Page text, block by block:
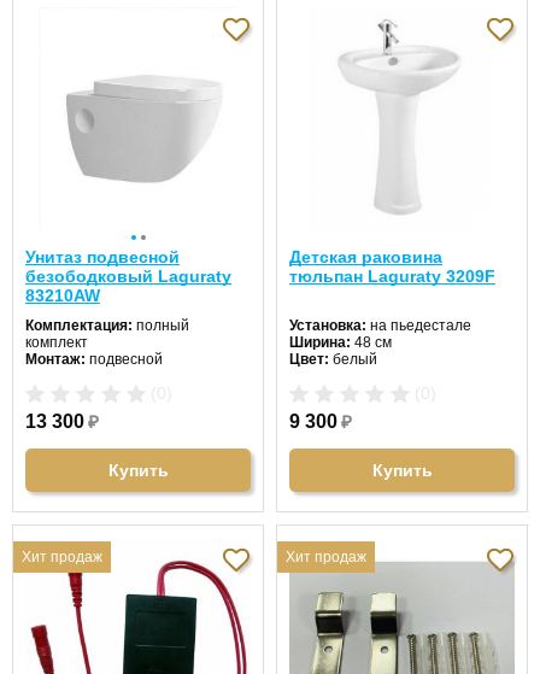
Унитаз подвесной
безободковый Laguraty
83210AW
Комплектация: полный
комплект
Монтаж: подвесной
Цвет унитаза:
Длина:55 см
37 см
13 300₽
Купить
Детская раковина
тюльпан Laguraty 3209F
Установка: на пьедестале
Ширина: 48 см
Цвет: белый
9 300₽
Купить
Хит продаж Хит продаж